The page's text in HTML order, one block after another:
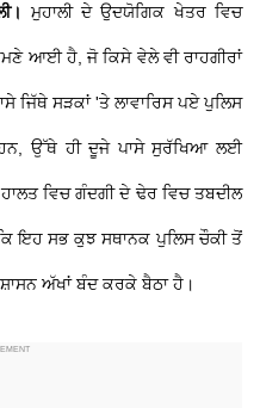
ਮੁਹਾਲੀ ਦੇ ਉਦਯੋਗਿਕ ਖੇਤਰ ਵਿਚ
ਆਈ ਹੈ, ਜੋ ਕਿਸੇ ਵੇਲੇ ਵੀ ਰਾਹਗੀਰਾਂ
ਜਿੱਥੇ ਸੜਕਾਂ 'ਤੇ ਲਾਵਾਰਿਸ ਪਏ ਪੁਲਿਸ
ਉੱਥੇ ਹੀ ਦੂਜੇ ਪਾਸੇ ਸੁਰੱਖਿਆ ਲਈ
ਵਿਚ ਗੰਦਗੀ ਦੇ ਢੇਰ ਵਿਚ ਤਬਦੀਲ
ਇਹ ਸਭ ਕੁਝ ਸਥਾਨਕ ਪੁਲਿਸ ਚੌਕੀ ਤੋਂ
ਅੱਖਾਂ ਬੰਦ ਕਰਕੇ ਬੈਠਾ ਹੈ।